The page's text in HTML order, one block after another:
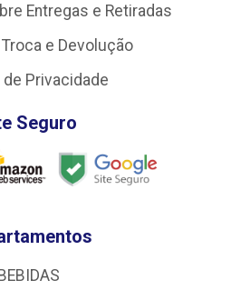
Entregas e Retiradas
e Devolução
Privacidade
Seguro
BEBIDAS